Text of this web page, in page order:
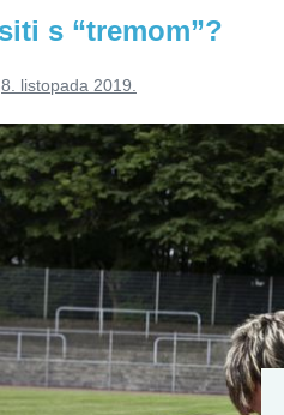
s “tremom”?
8. listopada 2019.